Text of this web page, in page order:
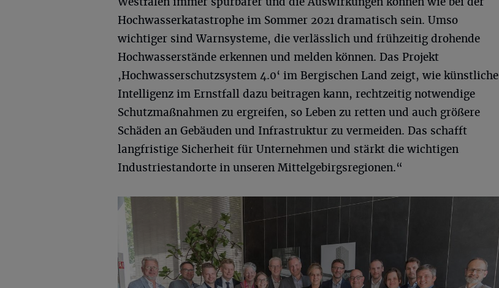
Hochwasserkatastrophe im Sommer 2021 dramatisch sein. Umso
wichtiger sind Warnsysteme, die verlässlich und frühzeitig drohende
Hochwasserstände erkennen und melden können. Das Projekt
,Hochwasserschutzsystem 4.0‘ im Bergischen Land zeigt, wie künstliche
Intelligenz im Ernstfall dazu beitragen kann, rechtzeitig notwendige
Schutzmaßnahmen zu ergreifen, so Leben zu retten und auch größere
Schäden an Gebäuden und Infrastruktur zu vermeiden. Das schafft
langfristige Sicherheit für Unternehmen und stärkt die wichtigen
Industriestandorte in unseren Mittelgebirgsregionen.“